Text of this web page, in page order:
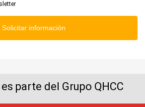
Solicitar información
parte del Grupo QHCC